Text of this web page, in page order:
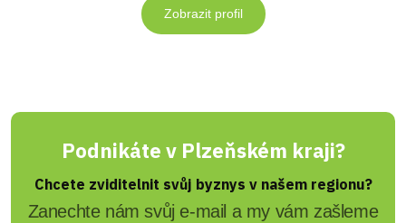
Zobrazit profil
Podnikáte v Plzeňském kraji?
Chcete zviditelnit svůj byznys v našem regionu?
Zanechte nám svůj e-mail a my vám zašleme